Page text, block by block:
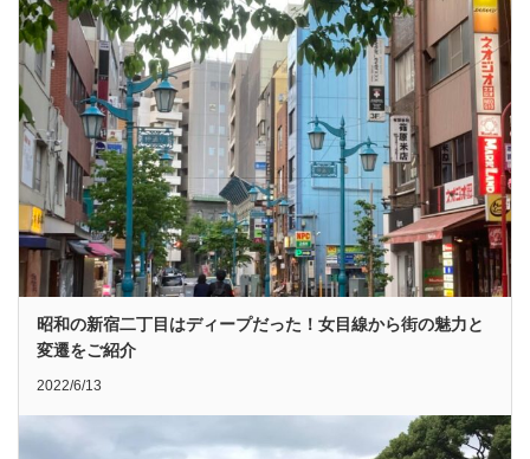
昭和の新宿二丁目はディープだった！女目線から街の魅力と
変遷をご紹介
2022/6/13